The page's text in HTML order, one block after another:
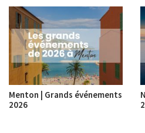
Menton | Grands événements
2026